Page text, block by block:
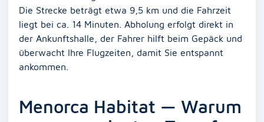
Die Strecke beträgt etwa 9,5 km und die Fahrzeit
liegt bei ca. 14 Minuten. Abholung erfolgt direkt in
der Ankunftshalle, der Fahrer hilft beim Gepäck und
überwacht Ihre Flugzeiten, damit Sie entspannt
ankommen.
Menorca Habitat — Warum